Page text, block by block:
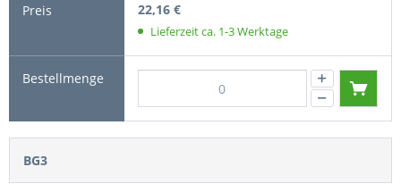
22,16 €
Lieferzeit ca. 1-3 Werktage
BG3